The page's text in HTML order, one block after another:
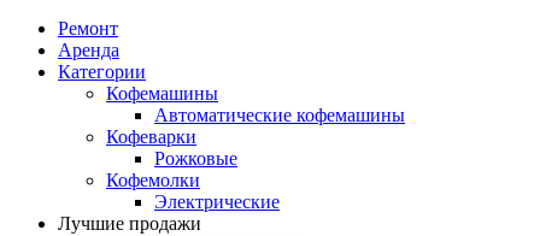
Ремонт
Аренда
Категории
Кофемашины
Автоматические кофемашины
Кофеварки
Рожковые
Кофемолки
Электрические
Лучшие продажи